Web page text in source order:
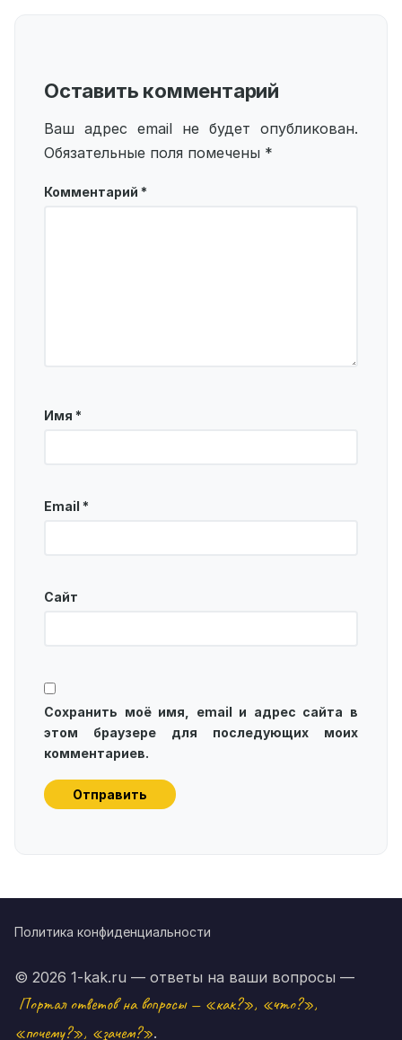
Оставить комментарий
Ваш адрес email не будет опубликован.
Обязательные поля помечены *
Комментарий *
Имя *
Email *
Сайт
Сохранить моё имя, email и адрес сайта в
этом браузере для последующих моих
комментариев.
Политика конфиденциальности
© 2026 1-kak.ru — ответы на ваши вопросы —
Портал ответов на вопросы — «как?», «что?»,
«почему?», «зачем?».